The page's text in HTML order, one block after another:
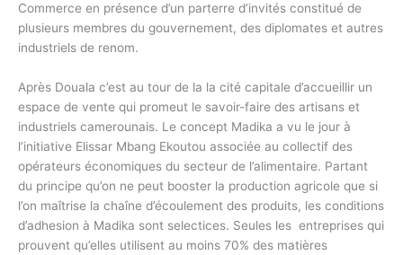
Commerce en présence d’un parterre d’invités constitué de
plusieurs membres du gouvernement, des diplomates et autres
industriels de renom.
Après Douala c’est au tour de la la cité capitale d’accueillir un
espace de vente qui promeut le savoir-faire des artisans et
industriels camerounais. Le concept Madika a vu le jour à
l’initiative Elissar Mbang Ekoutou associée au collectif des
opérateurs économiques du secteur de l’alimentaire. Partant
du principe qu’on ne peut booster la production agricole que si
l’on maîtrise la chaîne d’écoulement des produits, les conditions
d’adhesion à Madika sont selectices. Seules les entreprises qui
prouvent qu’elles utilisent au moins 70% des matières